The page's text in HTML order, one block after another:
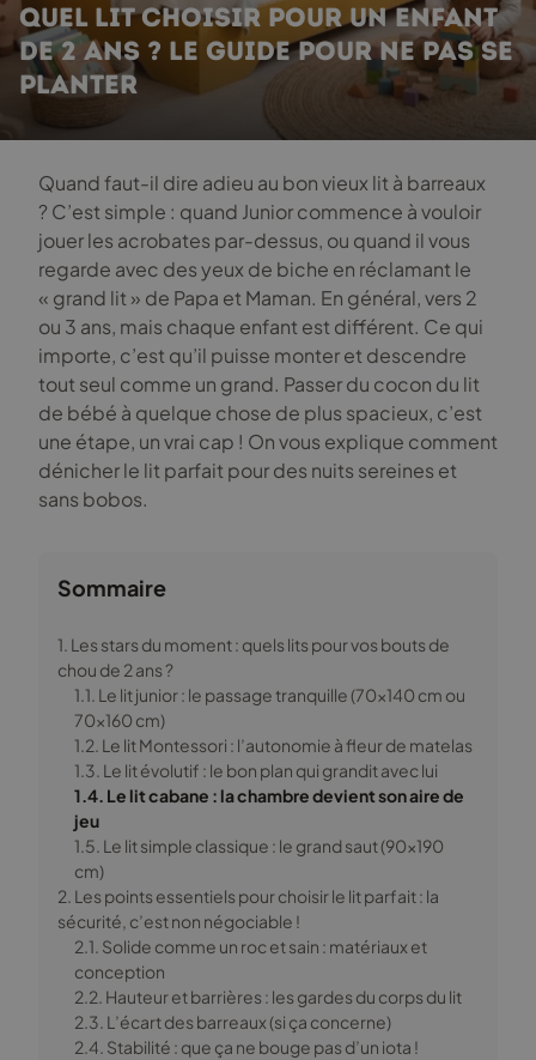
QUEL LIT CHOISIR POUR UN ENFANT
DE 2 ANS ? LE GUIDE POUR NE PAS SE
PLANTER
Quand faut-il dire adieu au bon vieux lit à barreaux
? C’est simple : quand Junior commence à vouloir
jouer les acrobates par-dessus, ou quand il vous
regarde avec des yeux de biche en réclamant le
« grand lit » de Papa et Maman. En général, vers 2
ou 3 ans, mais chaque enfant est différent. Ce qui
importe, c’est qu’il puisse monter et descendre
tout seul comme un grand. Passer du cocon du lit
de bébé à quelque chose de plus spacieux, c’est
une étape, un vrai cap ! On vous explique comment
dénicher le lit parfait pour des nuits sereines et
sans bobos.
Sommaire
1. Les stars du moment : quels lits pour vos bouts de
chou de 2 ans ?
1.1. Le lit junior : le passage tranquille (70×140 cm ou
70×160 cm)
1.2. Le lit Montessori : l’autonomie à fleur de matelas
1.3. Le lit évolutif : le bon plan qui grandit avec lui
1.4. Le lit cabane : la chambre devient son aire de
jeu
1.5. Le lit simple classique : le grand saut (90×190
cm)
2. Les points essentiels pour choisir le lit parfait : la
sécurité, c’est non négociable !
2.1. Solide comme un roc et sain : matériaux et
conception
2.2. Hauteur et barrières : les gardes du corps du lit
2.3. L’écart des barreaux (si ça concerne)
2.4. Stabilité : que ça ne bouge pas d’un iota !